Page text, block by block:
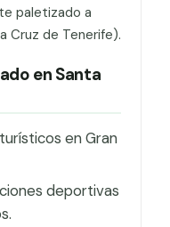
paletizado a
Cruz de Tenerife).
en Santa
en Gran
deportivas